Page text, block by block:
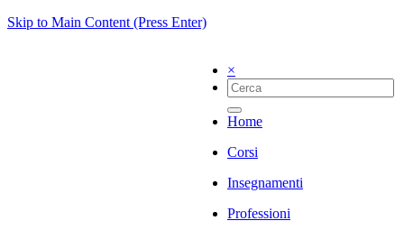
Skip to Main Content (Press Enter)
×
Home
Corsi
Insegnamenti
Professioni